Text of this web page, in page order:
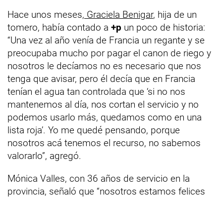
Hace unos meses, Graciela Benigar, hija de un
tomero, había contado a +p un poco de historia:
“Una vez al año venía de Francia un regante y se
preocupaba mucho por pagar el canon de riego y
nosotros le decíamos no es necesario que nos
tenga que avisar, pero él decía que en Francia
tenían el agua tan controlada que ‘si no nos
mantenemos al día, nos cortan el servicio y no
podemos usarlo más, quedamos como en una
lista roja’. Yo me quedé pensando, porque
nosotros acá tenemos el recurso, no sabemos
valorarlo”, agregó.
Mónica Valles, con 36 años de servicio en la
provincia, señaló que “nosotros estamos felices